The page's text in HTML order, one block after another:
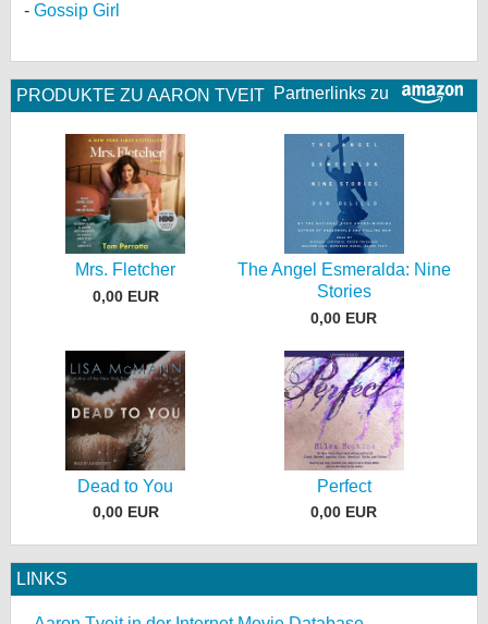
Gossip Girl
Partnerlinks zu
PRODUKTE ZU AARON TVEIT
Mrs. Fletcher
0,00 EUR
The Angel Esmeralda: Nine
Stories
0,00 EUR
Dead to You
0,00 EUR
Perfect
0,00 EUR
LINKS